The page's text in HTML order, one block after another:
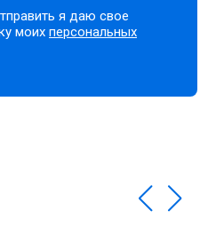
я даю свое
моихперсональных